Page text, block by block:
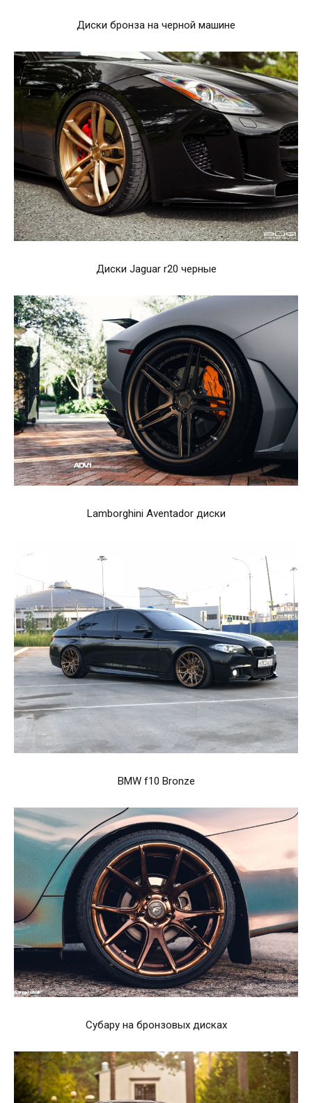
Диски бронза на черной машине
Диски Jaguar r20 черные
Lamborghini Aventador диски
BMW f10 Bronze
Субару на бронзовых дисках